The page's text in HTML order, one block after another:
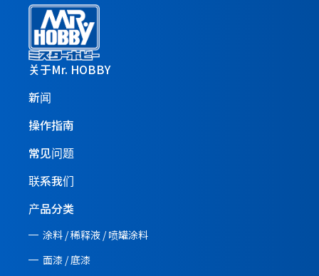
关于Mr. HOBBY
新闻
操作指南
常见问题
联系我们
产品分类
涂料 / 稀释液 / 喷罐涂料
面漆 / 底漆